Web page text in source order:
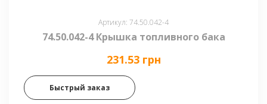
Артикул: 74.50.042-4
74.50.042-4 Крышка топливного бака
231.53 грн
Быстрый заказ